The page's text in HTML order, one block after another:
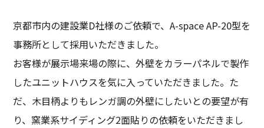
京都市内の建設業D社様のご依頼で、A-space AP-20型を
事務所として採用いただきました。
お客様が展示場来場の際に、外壁をカラーパネルで製作
したユニットハウスを気に入っていただきました。た
だ、木目柄よりもレンガ調の外壁にしたいとの要望が有
り、窯業系サイディング2面貼りの依頼をいただきまし